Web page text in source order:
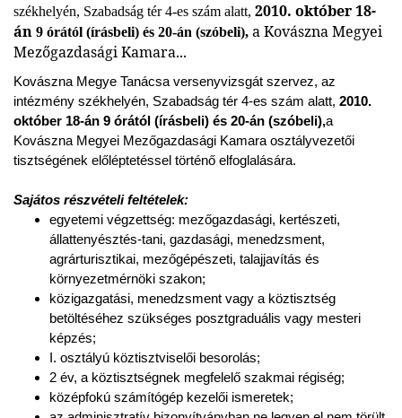
székhelyén, Szabadság tér 4-es szám alatt, 2010. október 18-
án 9 órától (írásbeli) és 20-án (szóbeli), a Kovászna Megyei
Mezőgazdasági Kamara...
Kovászna Megye Tanácsa versenyvizsgát szervez, az
intézmény székhelyén, Szabadság tér 4-es szám alatt, 2010.
október 18-án 9 órától (írásbeli) és 20-án (szóbeli),a
Kovászna Megyei Mezőgazdasági Kamara osztályvezetői
tisztségének előléptetéssel történő elfoglalására.
Sajátos részvételi feltételek:
egyetemi végzettség: mezőgazdasági, kertészeti,
állattenyésztés-tani, gazdasági, menedzsment,
agrárturisztikai, mezőgépészeti, talajjavítás és
környezetmérnöki szakon;
közigazgatási, menedzsment vagy a köztisztség
betöltéséhez szükséges posztgraduális vagy mesteri
képzés;
I. osztályú köztisztviselői besorolás;
2 év, a köztisztségnek megfelelő szakmai régiség;
középfokú számítógép kezelői ismeretek;